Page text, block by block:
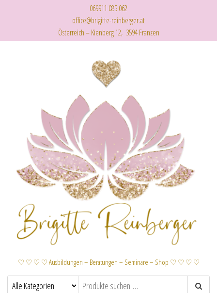
069911 085 062
office@brigitte-reinberger.at
Österreich – Kienberg 12, 3594 Franzen
♡ ♡ ♡ ♡ Ausbildungen – Beratungen – Seminare – Shop ♡ ♡ ♡ ♡